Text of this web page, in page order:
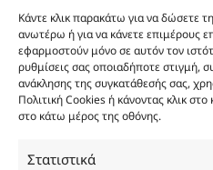
Κάντε κλικ παρακάτω για να δώσετε
ανωτέρω ή για να κάνετε επιμέρους
εφαρμοστούν μόνο σε αυτόν τον
ρυθμίσεις σας οποιαδήποτε στιγμή,
ανάκλησης της συγκατάθεσής σας,
Πολιτική Cookies ή κάνοντας κλικ
στο κάτω μέρος της οθόνης.
Στατιστικά
και δεν είναι προς πώληση
Σκοπός τους είναι η
Σε καμία περίπτωση δεν
αυθεντικά αρώματα και
πραγματικότητα. Πρόθεση
είναι η παραπλάνηση και η
χύμα μορφή και είναι